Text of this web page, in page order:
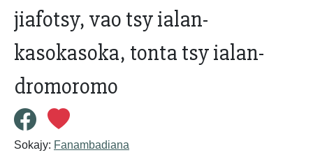
jiafotsy, vao tsy ialan-
kasokasoka, tonta tsy ialan-
dromoromo
Sokajy: Fanambadiana